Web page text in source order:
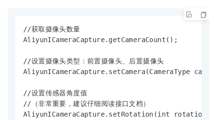
//获取摄像头数量
AliyunICameraCapture.getCameraCount();
//设置摄像头类型：前置摄像头、后置摄像头
AliyunICameraCapture.setCamera(CameraType
//设置传感器角度值
//（非常重要，建议仔细阅读接口文档）
AliyunICameraCapture.setRotation(int rotation);